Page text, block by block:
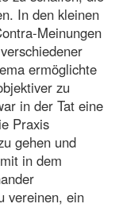
In den kleinen
Meinungen
ermöglichte
zu
in der Tat eine
Praxis
gehen und
in dem
vereinen, ein